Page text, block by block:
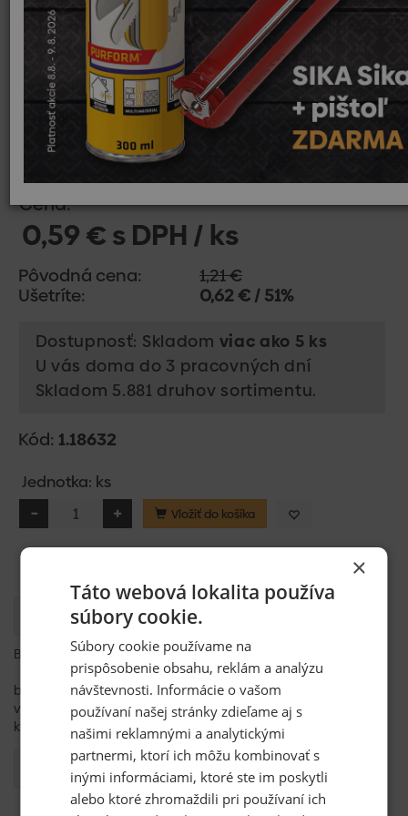
Cena:
0,59 € s DPH / ks
Pôvodná cena:
1,21 €
Ušetríte:
0,62 € / 51%
Dostupnosť: Skladom viac ako 5 ks
U vás doma do 3 pracovných dní
Skladom 5.881 druhov sortimentu.
Kód: 1.18632
Jednotka: ks
Vložiť do košíka
Bit PH 25mm S2.
bit 1/4", 25mm
vyrobený presným kovaním /zvýšenie pevnosti až o 20%/ z
kvalinej CrV ocele S2 tvrdenej až na 61-62 HRC
×
Táto webová lokalita používa
súbory cookie.
Súbory cookie používame na
prispôsobenie obsahu, reklám a analýzu
návštevnosti. Informácie o vašom
používaní našej stránky zdieľame aj s
našimi reklamnými a analytickými
partnermi, ktorí ich môžu kombinovať s
inými informáciami, ktoré ste im poskytli
alebo ktoré zhromaždili pri používaní ich